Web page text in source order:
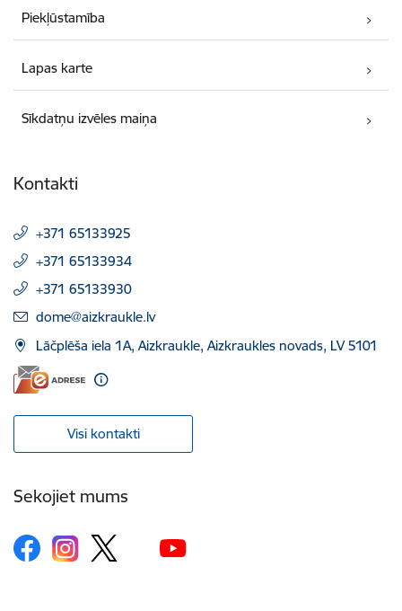
Piekļūstamība
Lapas karte
Sīkdatņu izvēles maiņa
Kontakti
+371 65133925
+371 65133934
+371 65133930
E-pasts:
dome@aizkraukle.lv
Lāčplēša iela 1A, Aizkraukle, Aizkraukles novads, LV 5101
Visi kontakti
Sekojiet mums